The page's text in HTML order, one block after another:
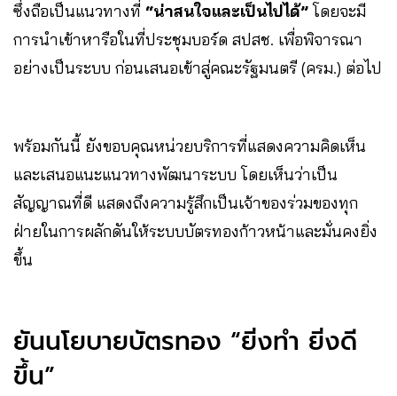
ซึ่งถือเป็นแนวทางที่ “น่าสนใจและเป็นไปได้”โดยจะมี
การนำเข้าหารือในที่ประชุมบอร์ด สปสช. เพื่อพิจารณา
อย่างเป็นระบบ ก่อนเสนอเข้าสู่คณะรัฐมนตรี (ครม.) ต่อไป
พร้อมกันนี้ ยังขอบคุณหน่วยบริการที่แสดงความคิดเห็น
และเสนอแนะแนวทางพัฒนาระบบ โดยเห็นว่าเป็น
สัญญาณที่ดี แสดงถึงความรู้สึกเป็นเจ้าของร่วมของทุก
ฝ่ายในการผลักดันให้ระบบบัตรทองก้าวหน้าและมั่นคงยิ่ง
ขึ้น
ยันนโยบายบัตรทอง “ยิ่งทำ ยิ่งดี
ขึ้น”